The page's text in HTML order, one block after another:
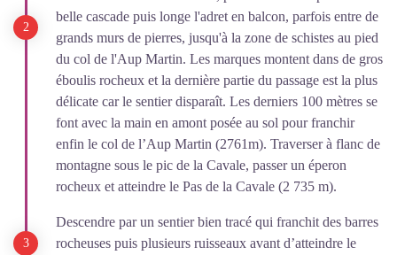
belle cascade puis longe l'adret en balcon, parfois entre de
grands murs de pierres, jusqu'à la zone de schistes au pied
du col de l'Aup Martin. Les marques montent dans de gros
éboulis rocheux et la dernière partie du passage est la plus
délicate car le sentier disparaît. Les derniers 100 mètres se
font avec la main en amont posée au sol pour franchir
enfin le col de l’Aup Martin (2761m). Traverser à flanc de
montagne sous le pic de la Cavale, passer un éperon
rocheux et atteindre le Pas de la Cavale (2 735 m).
Descendre par un sentier bien tracé qui franchit des barres
rocheuses puis plusieurs ruisseaux avant d’atteindre le